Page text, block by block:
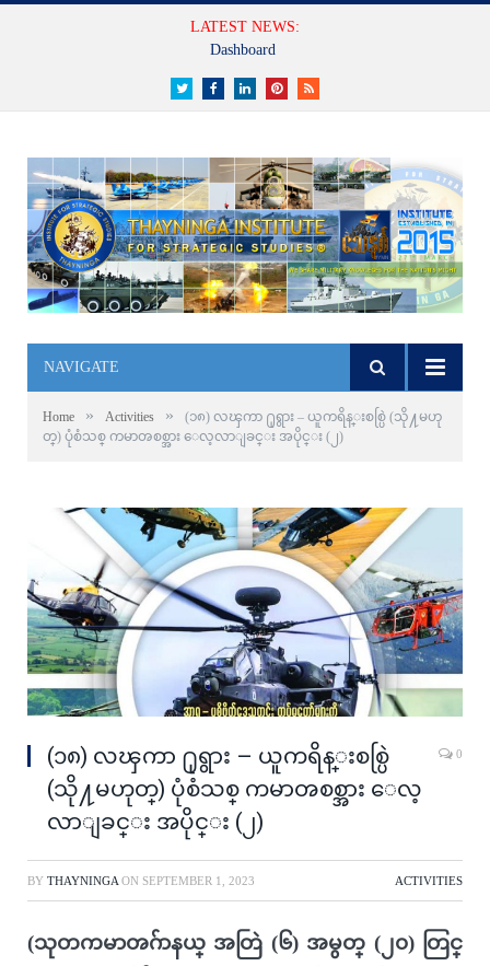
LATEST NEWS:
မျက်မှောက်ခေတ်စစ်ပွဲများ၏ ပြောင်းလဲတိုးတက်လာသောသဘာဝများ
TwitterFacebookLinkedInPinterestRSS
NAVIGATE
Home » Activities »
(၁၈) လၾကာ ႐ုရွား – ယူကရိန္းစစ္ပြဲ (သို႔မဟု
တ္) ပုံစံသစ္ ကမာၻစစ္အား ေလ့လာျခင္း အပိုင္း (၂)
(၁၈) လၾကာ ႐ုရွား – ယူကရိန္းစစ္ပြဲ
(သို႔မဟုတ္) ပုံစံသစ္ ကမာၻစစ္အား ေလ့
လာျခင္း အပိုင္း (၂)
0
BY THAYNINGA ON SEPTEMBER 1, 2023 ACTIVITIES
(သုတကမာၻဂ်ာနယ္ အတြဲ (၆) အမွတ္ (၂၀) တြင္